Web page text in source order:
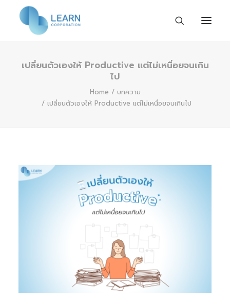
หน้าแรก
TH
เปลี่ยนตัวเองให้ Productive แต่ไม่เหนื่อยจนเกิน
ไป
Home
บทความ
เปลี่ยนตัวเองให้ Productive แต่ไม่เหนื่อยจนเกินไป